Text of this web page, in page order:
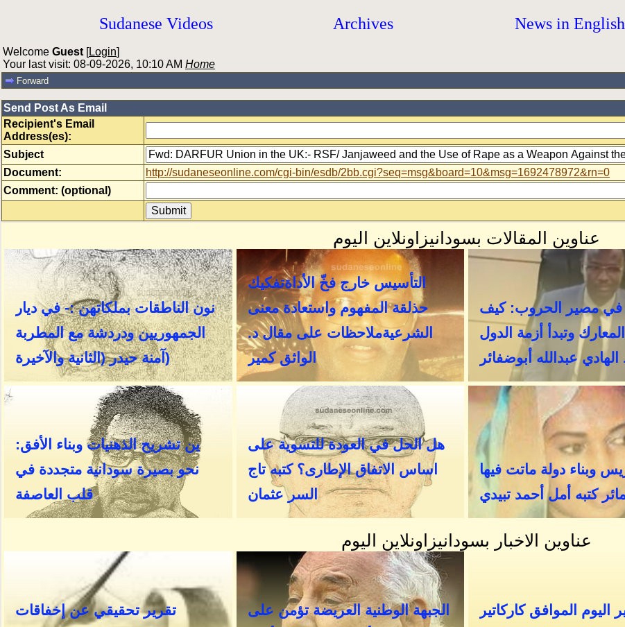
Sudanese Videos Archives News in English
Welcome Guest [Login]
Your last visit: 08-09-2026, 10:10 AM Home
Forward
Send Post As Email
Recipient's Email
Address(es):
Subject
Document:
http://sudaneseonline.com/cgi-bin/esdb/2bb.cgi?seq=msg&board=10&msg=1692478972&rn=0
Comment: (optional)